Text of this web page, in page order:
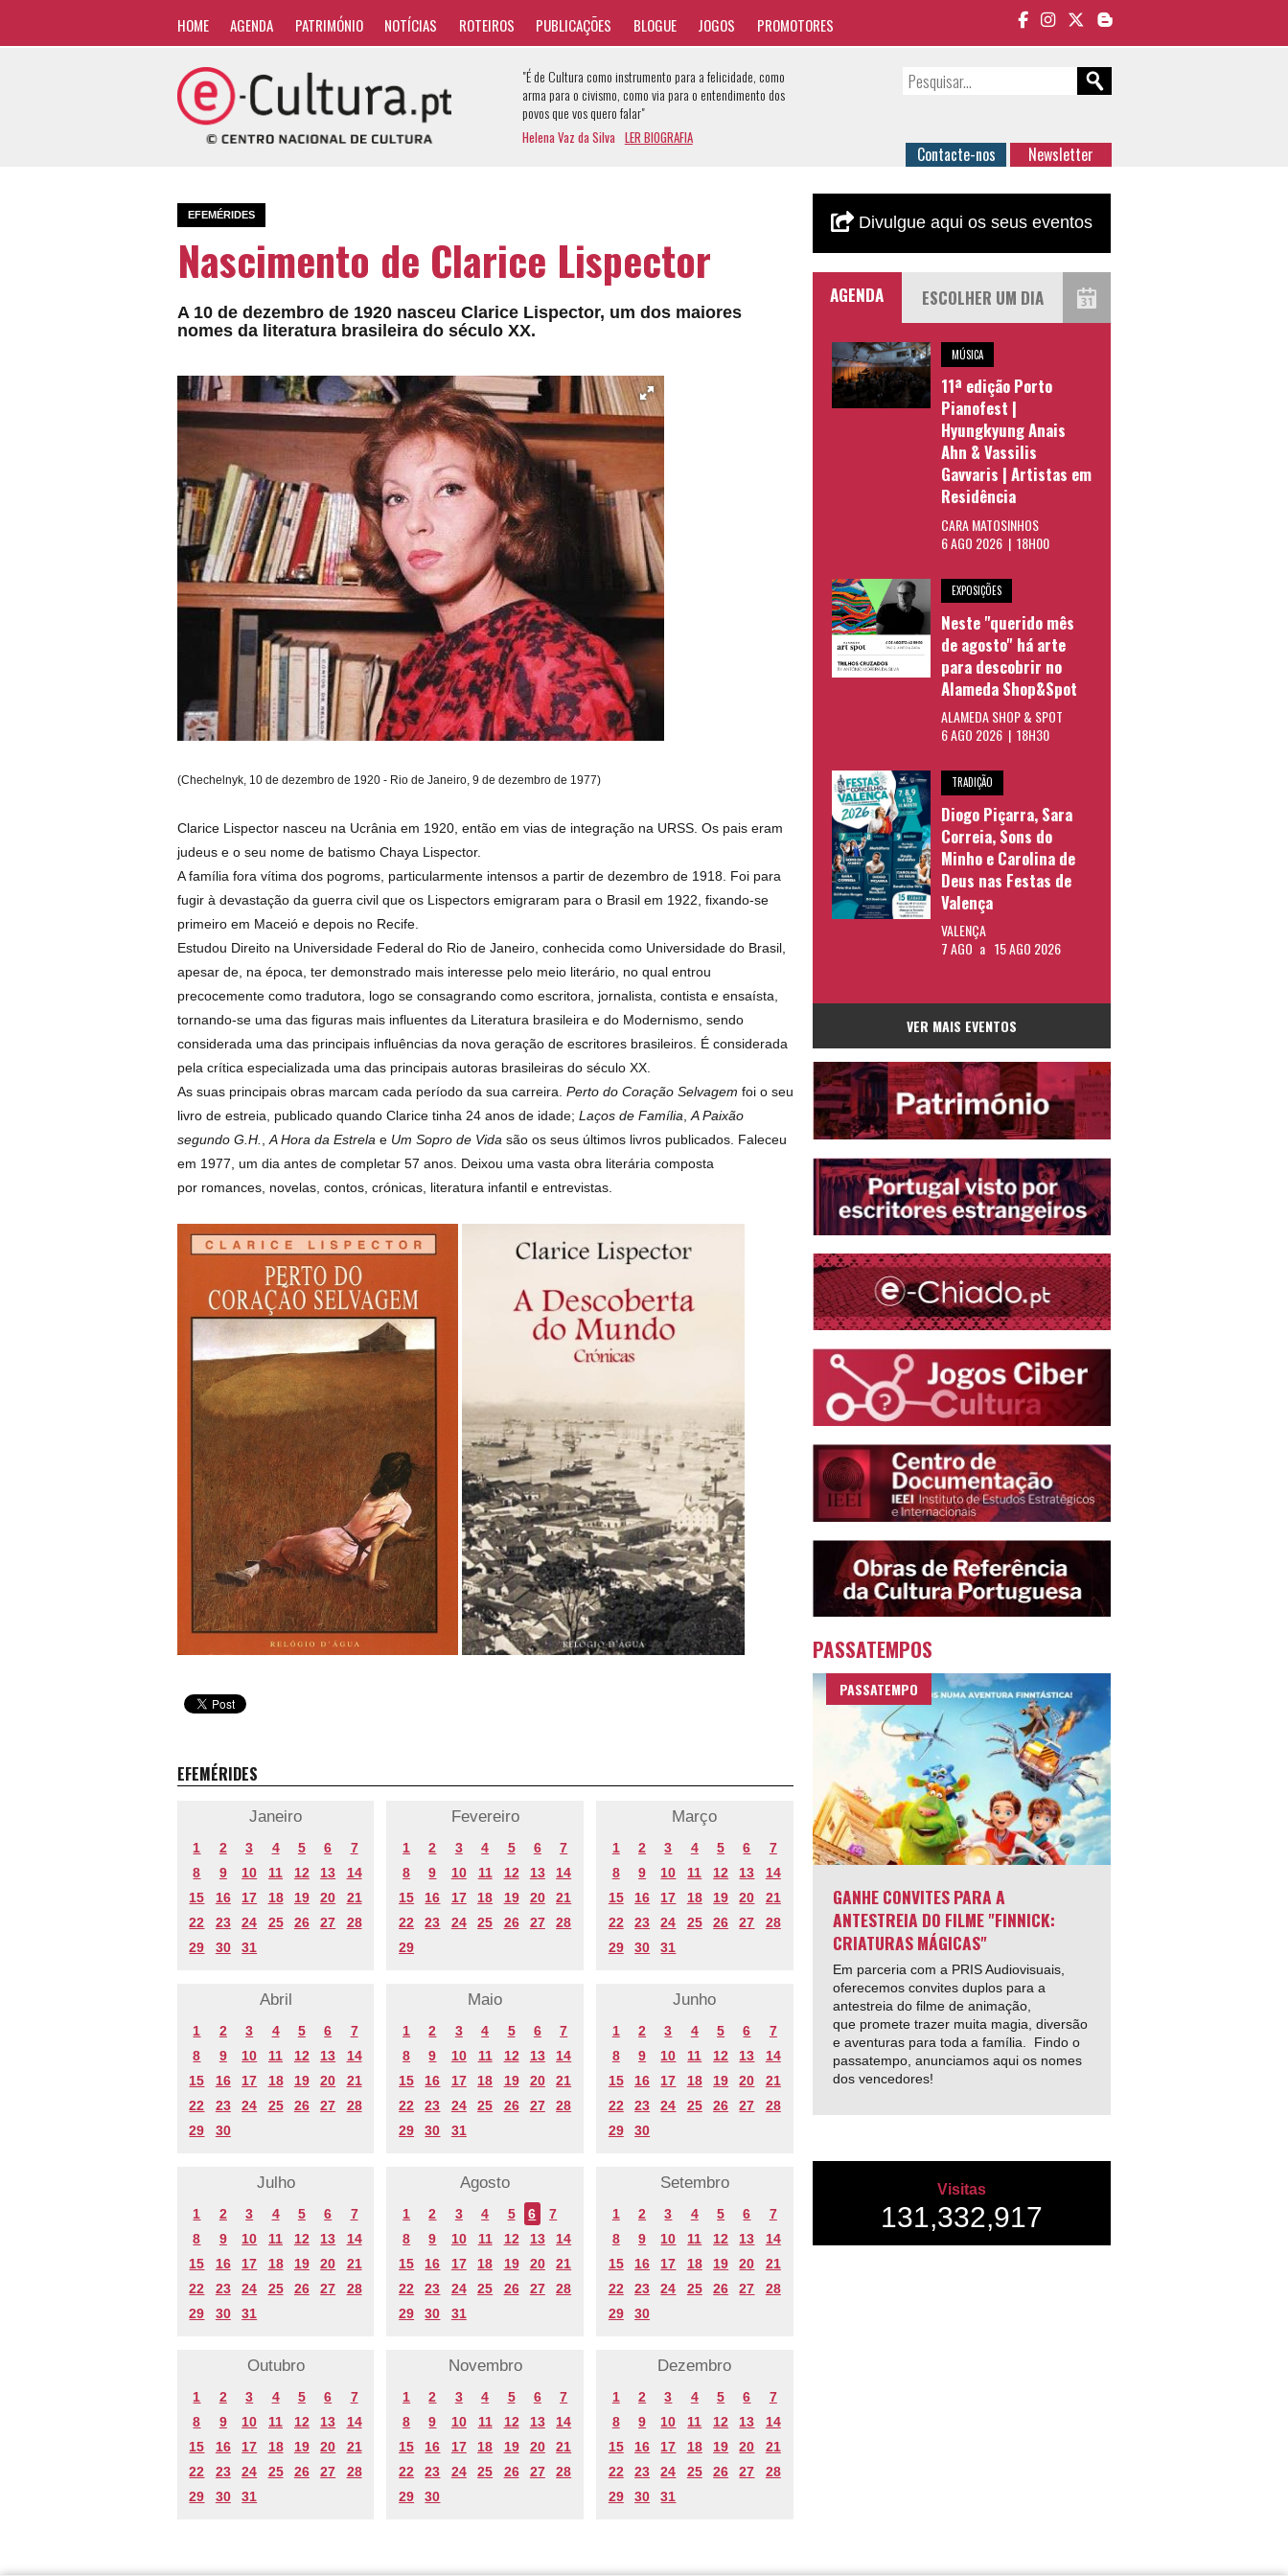
HOME AGENDA PATRIMÓNIO NOTÍCIAS ROTEIROS PUBLICAÇÕES BLOGUE JOGOS PROMOTORES
"É de Cultura como instrumento para a felicidade, como
arma para o civismo, como via para o entendimento dos
povos que vos quero falar"
Helena Vaz da Silva LER BIOGRAFIA
Contacte-nos Newsletter
EFEMÉRIDES
Nascimento de Clarice Lispector
A 10 de dezembro de 1920 nasceu Clarice Lispector, um dos maiores
nomes da literatura brasileira do século XX.
(Chechelnyk, 10 de dezembro de 1920 - Rio de Janeiro, 9 de dezembro de 1977)
Clarice Lispector nasceu na Ucrânia em 1920, então em vias de integração na URSS. Os pais eram
judeus e o seu nome de batismo Chaya Lispector.
A família fora vítima dos pogroms, particularmente intensos a partir de dezembro de 1918. Foi para
fugir à devastação da guerra civil que os Lispectors emigraram para o Brasil em 1922, fixando-se
primeiro em Maceió e depois no Recife.
Estudou Direito na Universidade Federal do Rio de Janeiro, conhecida como Universidade do Brasil,
apesar de, na época, ter demonstrado mais interesse pelo meio literário, no qual entrou
precocemente como tradutora, logo se consagrando como escritora, jornalista, contista e ensaísta,
tornando-se uma das figuras mais influentes da Literatura brasileira e do Modernismo, sendo
considerada uma das principais influências da nova geração de escritores brasileiros. É considerada
pela crítica especializada uma das principais autoras brasileiras do século XX.
As suas principais obras marcam cada período da sua carreira. Perto do Coração Selvagem foi o seu
livro de estreia, publicado quando Clarice tinha 24 anos de idade; Laços de Família A Paixão
segundo G.H.
A Hora da Estrela e Um Sopro de Vida são os seus últimos livros publicados. Faleceu
em 1977, um dia antes de completar 57 anos. Deixou uma vasta obra literária composta
por romances, novelas, contos, crónicas, literatura infantil e entrevistas.
EFEMÉRIDES
Janeiro
1 2 3 4 5 6
7
8
9 10 11 12 13
14
15
16 17 18 19 20
21
22
23 24 25 26 27
28
29
30 31
Fevereiro
1 2 3 4 5 6
7
8
9 10 11 12 13
14
15
16 17 18 19 20
21
22
23 24 25 26 27
28
29
Março
1 2 3 4 5 6
7
8
9 10 11 12 13
14
15
16 17 18 19 20
21
22
23 24 25 26 27
28
29
30 31
Abril
1 2 3 4 5 6
7
8
9 10 11 12 13
14
15
16 17 18 19 20
21
22
23 24 25 26 27
28
29
30
Maio
1 2 3 4 5 6
7
8
9 10 11 12 13
14
15
16 17 18 19 20
21
22
23 24 25 26 27
28
29
30 31
Junho
1 2 3 4 5 6
7
8
9 10 11 12 13
14
15
16 17 18 19 20
21
22
23 24 25 26 27
28
29
30
Julho
1 2 3 4 5 6
7
8
9 10 11 12 13
14
15
16 17 18 19 20
21
22
23 24 25 26 27
28
29
30 31
Agosto
1 2 3 4 5 6
7
8
9 10 11 12 13
14
15
16 17 18 19 20
21
22
23 24 25 26 27
28
29
30 31
Setembro
1 2 3 4 5 6
7
8
9 10 11 12 13
14
15
16 17 18 19 20
21
22
23 24 25 26 27
28
29
30
Outubro
1 2 3 4 5 6
7
8
9 10 11 12 13
14
15
16 17 18 19 20
21
22
23 24 25 26 27
28
29
30 31
Novembro
1 2 3 4 5 6
7
8
9 10 11 12 13
14
15
16 17 18 19 20
21
22
23 24 25 26 27
28
29
30
Dezembro
1 2 3 4 5 6
7
8
9 10 11 12 13
14
15
16 17 18 19 20
21
22
23 24 25 26 27
28
29
30 31
Divulgue aqui os seus eventos
AGENDA
MÚSICA
11ª edição Porto
Pianofest |
Hyungkyung Anais
Ahn & Vassilis
Gavvaris | Artistas em
Residência
CARA MATOSINHOS
6 AGO 2026 | 18H00
EXPOSIÇÕES
Neste "querido mês
de agosto" há arte
para descobrir no
Alameda Shop&Spot
ALAMEDA SHOP & SPOT
6 AGO 2026 | 18H30
TRADIÇÃO
Diogo Piçarra, Sara
Correia, Sons do
Minho e Carolina de
Deus nas Festas de
Valença
VALENÇA
7 AGO a 15 AGO 2026
VER MAIS EVENTOS
PASSATEMPOS
PASSATEMPO
GANHE CONVITES PARA A
ANTESTREIA DO FILME "FINNICK:
CRIATURAS MÁGICAS"
Em parceria com a PRIS Audiovisuais,
oferecemos convites duplos para a
antestreia do filme de animação,
que promete trazer muita magia, diversão
e aventuras para toda a família. Findo o
passatempo, anunciamos aqui os nomes
dos vencedores!
Visitas
131,332,917